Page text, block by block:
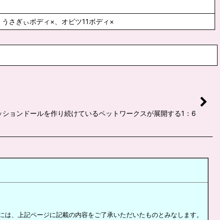
さぎぃボディ×、オビツ11ボディ×
ョンドールを作り続けているペットワークスが展開する1：6
、上記ページに記載の内容をご了承いただいたものとみなします。